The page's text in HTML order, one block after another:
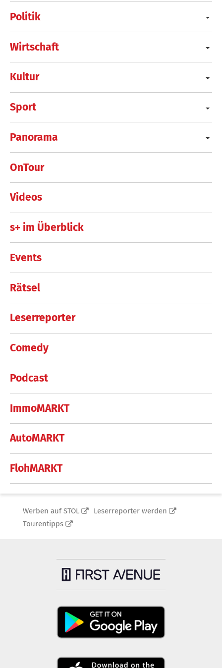
Politik
Wirtschaft
Kultur
Sport
Panorama
OnTour
Videos
s+ im Überblick
Events
Rätsel
Leserreporter
Comedy
Podcast
ImmoMARKT
AutoMARKT
FlohMARKT
Werben auf STOL
Leserreporter werden
Tourentipps